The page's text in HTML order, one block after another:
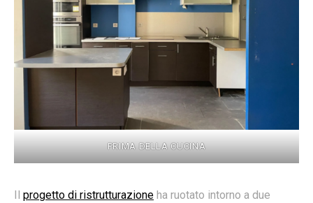
PRIMA DELLA CUCINA
progetto di ristrutturazione ha ruotato intorno a due